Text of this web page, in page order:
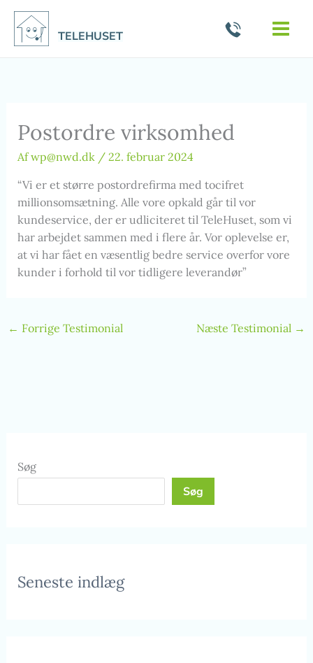
indholdet
TELEHUSET
Postordre virksomhed
Afwp@nwd.dk / 22. februar 2024
“Vi er et større postordrefirma med tocifret
millionsomsætning. Alle vore opkald går til vor
kundeservice, der er udliciteret til TeleHuset, som vi
har arbejdet sammen med i flere år. Vor oplevelse er,
at vi har fået en væsentlig bedre service overfor vore
kunder i forhold til vor tidligere leverandør”
← Forrige Testimonial Næste Testimonial →
Søg
Søg
Seneste indlæg